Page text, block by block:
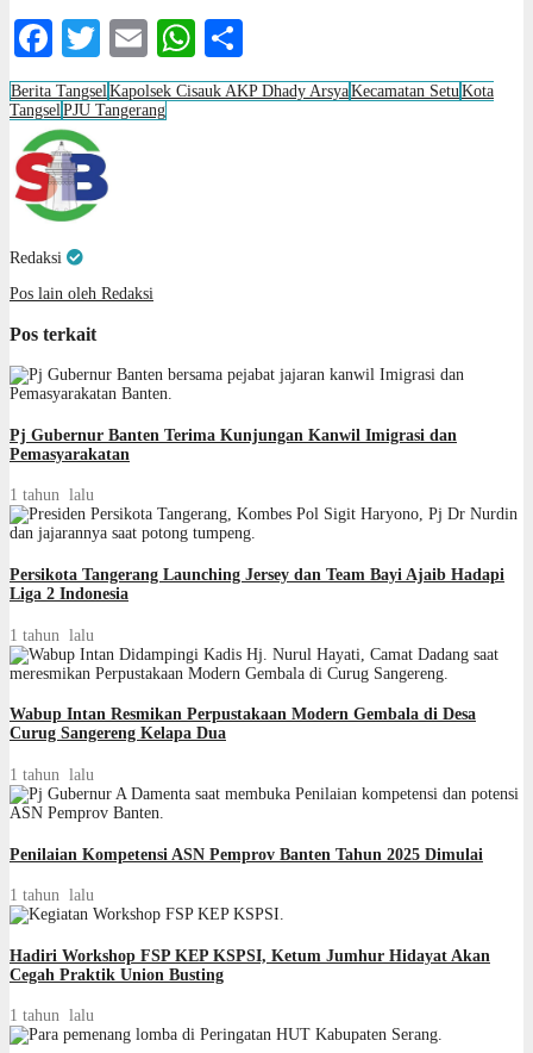
Facebook
Twitter
EmailWhatsApp
Berita Tangsel Kapolsek Cisauk AKP Dhady ArsyaKecamatan Setu Kota
Tangsel PJU Tangerang
Redaksi
Pos lain oleh Redaksi
Pos terkait
Pj Gubernur Banten Terima Kunjungan Kanwil Imigrasi dan
Pemasyarakatan
1 tahun lalu
Persikota Tangerang Launching Jersey dan Team Bayi Ajaib Hadapi
Liga 2 Indonesia
1 tahun lalu
Wabup Intan Resmikan Perpustakaan Modern Gembala di Desa
Curug Sangereng Kelapa Dua
1 tahun lalu
Penilaian Kompetensi ASN Pemprov Banten Tahun 2025 Dimulai
1 tahun lalu
Hadiri Workshop FSP KEP KSPSI, Ketum Jumhur Hidayat Akan
Cegah Praktik Union Busting
1 tahun lalu